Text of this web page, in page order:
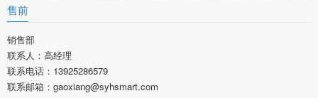
售前
销售部
联系人：高经理
联系电话：13925286579
联系邮箱：gaoxiang@syhsmart.com